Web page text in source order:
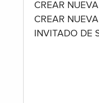
CREAR
CREAR
INVITADO DE